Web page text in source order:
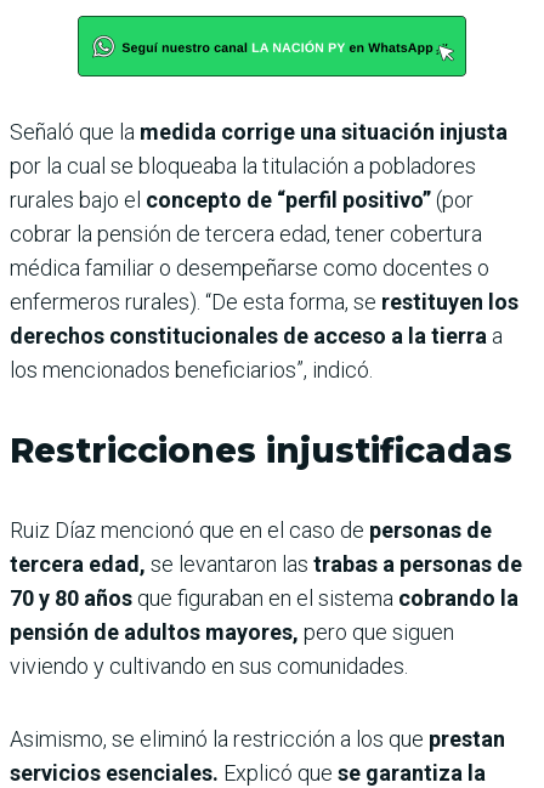
Señaló que la medida corrige una situación injusta
por la cual se bloqueaba la titulación a pobladores
rurales bajo el concepto de “perfil positivo”(por
cobrar la pensión de tercera edad, tener cobertura
médica familiar o desempeñarse como docentes o
enfermeros rurales). “De esta forma, se restituyen los
derechos constitucionales de acceso a la tierra a
los mencionados beneficiarios”, indicó.
Restricciones injustificadas
Ruiz Díaz mencionó que en el caso de personas de
tercera edad, se levantaron las trabas a personas de
70 y 80 años que figuraban en el sistema cobrando la
pensión de adultos mayores, pero que siguen
viviendo y cultivando en sus comunidades.
Asimismo, se eliminó la restricción a los que prestan
servicios esenciales. Explicó que se garantiza la